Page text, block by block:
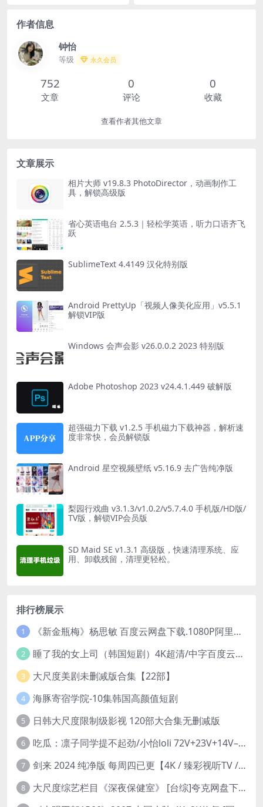
作者信息
钟怡
等级 永久会员
752
文章
0
评论
0
收藏
查看作者其他文章
文章展示
相片大师 v19.8.3 PhotoDirector，动画制作工
具，解锁高级版
省心英语电台 2.5.3｜轻松学英语，听力口语齐飞
跃
SublimeText 4.4149 汉化特别版
Android PrettyUp「视频人像美化应用」v5.5.1
解锁VIP版
Windows 会声会影 v26.0.0.2 2023 特别版
Adobe Photoshop 2023 v24.4.1.449 破解版
超强磁力下载 v1.2.5 手机磁力下载神器，解析速
度非常快，会员解锁版
Android 星空视频壁纸 v5.16.9 去广告纯净版
梨园行戏曲 v3.1.3/v1.0.2/v5.7.4.0 手机版/HD版/
TV版，解锁VIP会员版
SD Maid SE v1.3.1 高级版，快速清理系统、应
用、卸载残留，清理更轻松。
排行榜展示
1 《新金瓶梅》杨思敏 百度云网盘下载.1080P阿里下载.国语中字.(1996)
2 睡了我的女上司（韩国短剧）4K超清/中字百度云网盘下载
3 大尺度美剧未删减版合集【22部】
4 海豚寄宿学院-10集韩国高颜值短剧
5 日韩大尺度限制级影视 120部大合集无删减版
6 吃瓜：凛子同学提不起劲/小怡loli 72V+23V+14V–24.02GB】
7 剑来 2024 纯净版 每周四已更【4K / 臻彩视听TV / 杜比音】附电子书百度网盘下载
8 大尺度综艺栏目《深夜保健室》 [台综]夸克网盘下载